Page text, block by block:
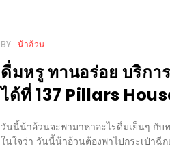
BY น้าอ้วน
ดื่มหรู ทานอร่อย บริกา
ได้ที่ 137 Pillars
วันนี้น้าอ้วนจะพามาหาอะไรดื่มเย็นๆ กั
ในใจว่า วันนี้น้าอ้วนต้องพาไปกระเป๋า